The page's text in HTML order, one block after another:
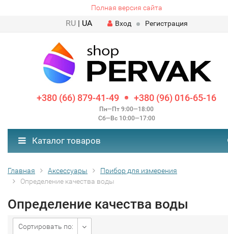
Полная версия сайта
RU| UA Вход Регистрация
+380 (66) 879-41-49 +380 (96) 016-65-16
Пн—Пт 9:00—18:00
Сб—Вс 10:00—17:00
Каталог товаров
Главная Аксессуары
Прибор для измерения
Определение качества воды
Определение качества воды
Сортировать по: